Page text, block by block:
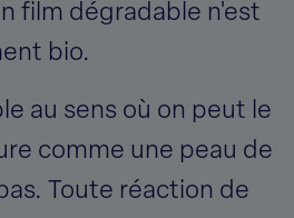
film dégradable n'est
bio.
au sens où on peut le
comme une peau de
Toute réaction de